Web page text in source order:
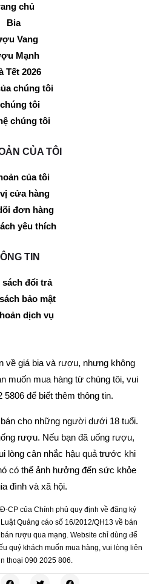
chủ
Bia
Vang
Mạnh
Tết 2026
chúng tôi
tôi
chúng tôi
CỦA TÔI
của tôi
cửa hàng
đơn hàng
yêu thích
TIN
sách đổi trả
bảo mật
dịch vụ
về giá bia và rượu, nhưng không
muốn mua hàng từ chúng tôi, vui
5806 để biết thêm thông tin.
cho những người dưới 18 tuổi.
rượu. Nếu bạn đã uống rượu,
lòng cân nhắc hậu quả trước khi
có thể ảnh hưởng đến sức khỏe
đình và xã hội.
CP của Chính phủ quy định về đăng ký
Quảng cáo số 16/2012/QH13 về bán
rượu qua mạng. Website chỉ dùng để
quý khách muốn mua hàng, vui lòng liên
thoại 090 2025 806.